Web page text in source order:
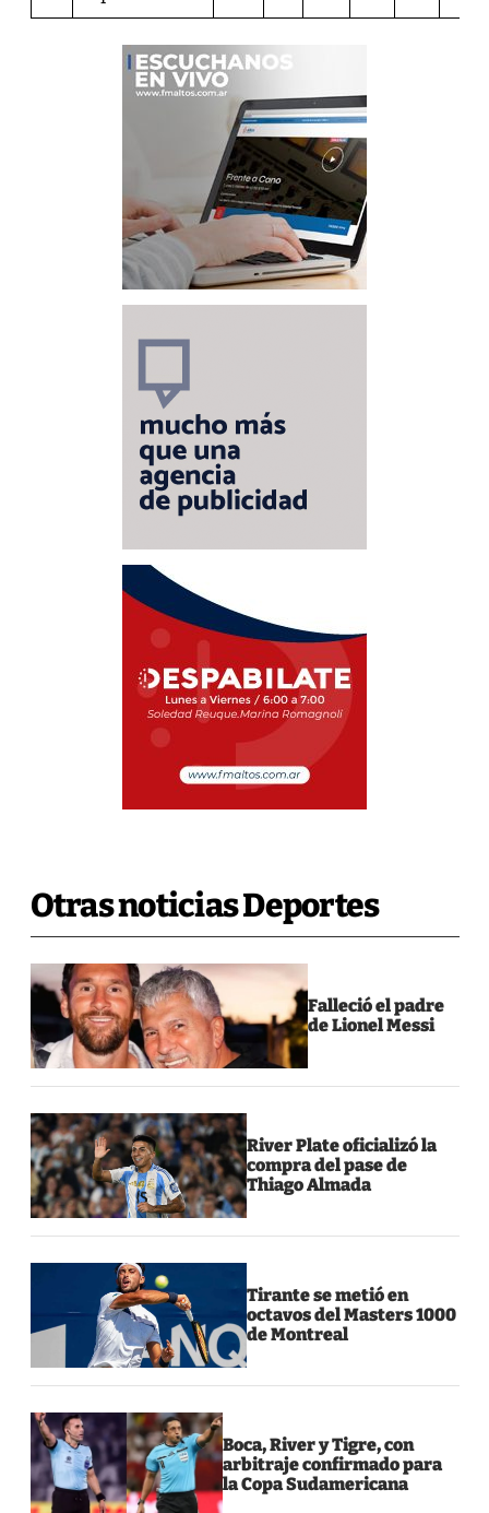
Otras noticias Deportes
Falleció el padre
de Lionel Messi
River Plate oficializó la
compra del pase de
Thiago Almada
Tirante se metió en
octavos del Masters 1000
de Montreal
Boca, River y Tigre, con
arbitraje confirmado para
la Copa Sudamericana